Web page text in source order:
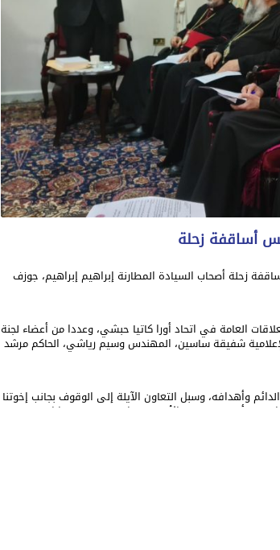
أساقفة زحلة
زحلة أصحاب السيادة المطارنة إبراهيم إبراهيم، جوزف
العامة في اتحاد أورا كاتيا حبشي، وعددا من أعضاء لجنة
شفيقة ساسين، المهندس وسيم رياشي، الحاكم مرشد
وأهدافه، وسبل التعاون الآيلة إلى الوقوف بجانب إخوتنا
وأهمية موضوع الأرض في الحفاظ على هذا الوجود،